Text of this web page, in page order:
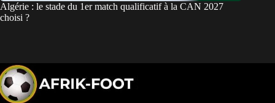
Algérie : le stade du 1er match qualificatif à la CAN 2027
choisi ?